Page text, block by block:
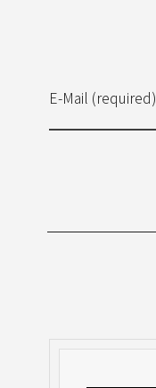
E-Mail (required)